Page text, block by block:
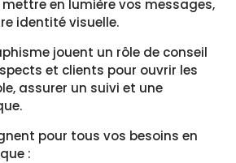
en lumière vos messages,
identité visuelle.
jouent un rôle de conseil
et clients pour ouvrir les
assurer un suivi et une
pour tous vos besoins en
: